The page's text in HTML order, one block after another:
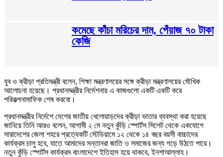
কমেছে কাঁচা মরিচের দাম, পেঁয়াজ ৭০ টাকা
কেজি
যুব ও ক্রীড়া প্রতিমন্ত্রী বলেন, শিক্ষা মন্ত্রণালয়ের সঙ্গে ক্রীড়া মন্ত্রণালয়ের মৌখিক
আলোচনা হয়েছে। প্রধানমন্ত্রীর নির্দেশনায় এ কাজগুলো একটি একটি করে
পরিকল্পনামাফিক শেষ করবো।
প্রধানমন্ত্রীর নির্দেশে দেশের জাতীয় খেলোয়াড়দের ক্রীড়া ভাতার ব্যবস্থা করা হয়েছে
জানিয়ে তিনি আরও বলেন, আগামী ২ মে নতুন কুঁড়ি স্পোর্টস সিলেট থেকে একযোগে
সারাদেশের জেলা শহরে প্রত্যেকটি স্টেডিয়ামে ১২ থেকে ১৪ বছর বয়সী বাচ্চাদের
কার্যক্রম চালু হবে, যাতে আমাদের সন্তানরা জাতি ও সমাজের জন্য গড়ে উঠতে পারে।
নতুন কুঁড়ি স্পোর্টস কার্যক্রম বাংলাদেশে ইতিহাস হয়ে থাকবে, ইনশাআল্লাহ।